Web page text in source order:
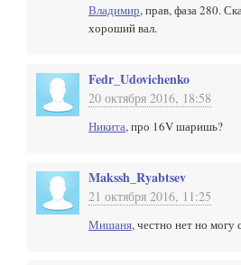
Владимир, прав, фаза 280.
хороший вал.
Fedr_Udovichenko
20 октября 2016, 18:58
Никита, про 16V шаришь?
Makssh_Ryabtsev
21 октября 2016, 11:25
Мишаня, честно нет но могу